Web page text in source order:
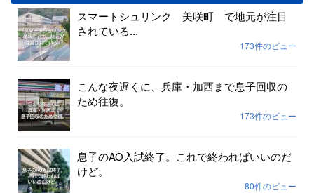
スマートシュリンク 美咲町 で地元が注目
されている...
173件のビュー
こんな夜遅くに、兵庫・加西まで息子回収の
ため往復。
173件のビュー
息子のAO入試終了。これで終わればいいのだ
けど。
80件のビュー